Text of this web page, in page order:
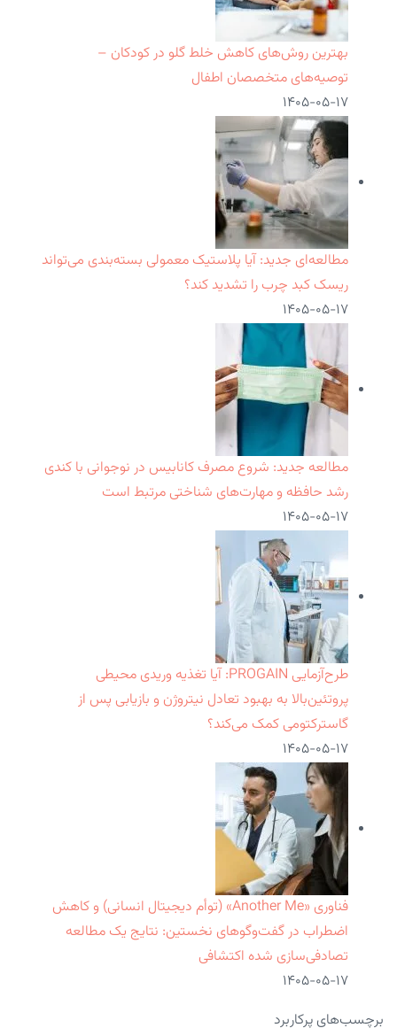
بهترین روش‌های کاهش خلط گلو در کودکان –
توصیه‌های متخصصان اطفال
۱۴۰۵-۰۵-۱۷
مطالعه‌ای جدید: آیا پلاستیک معمولی بسته‌بندی می‌تواند
ریسک کبد چرب را تشدید کند؟
۱۴۰۵-۰۵-۱۷
مطالعه جدید: شروع مصرف کانابیس در نوجوانی با کندی
رشد حافظه و مهارت‌های شناختی مرتبط است
۱۴۰۵-۰۵-۱۷
طرح‌آزمایی PROGAIN: آیا تغذیه وریدی محیطی
پروتئین‌بالا به بهبود تعادل نیتروژن و بازیابی پس از
گاسترکتومی کمک می‌کند؟
۱۴۰۵-۰۵-۱۷
فناوری «Another Me» (توأم دیجیتال انسانی) و کاهش
اضطراب در گفت‌وگوهای نخستین: نتایج یک مطالعه
تصادفی‌سازی شده اکتشافی
۱۴۰۵-۰۵-۱۷
برچسب‌های پرکاربرد